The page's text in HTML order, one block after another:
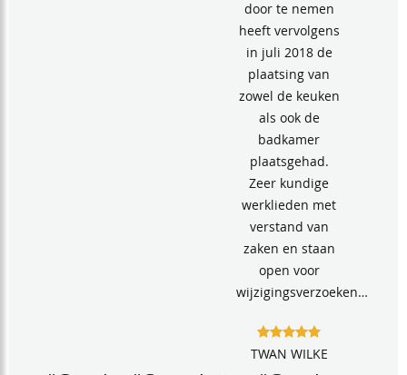
door te nemen
heeft vervolgens
in juli 2018 de
plaatsing van
zowel de keuken
als ook de
badkamer
plaatsgehad.
Zeer kundige
werklieden met
verstand van
zaken en staan
open voor
wijzigingsverzoeken…
TWAN WILKE